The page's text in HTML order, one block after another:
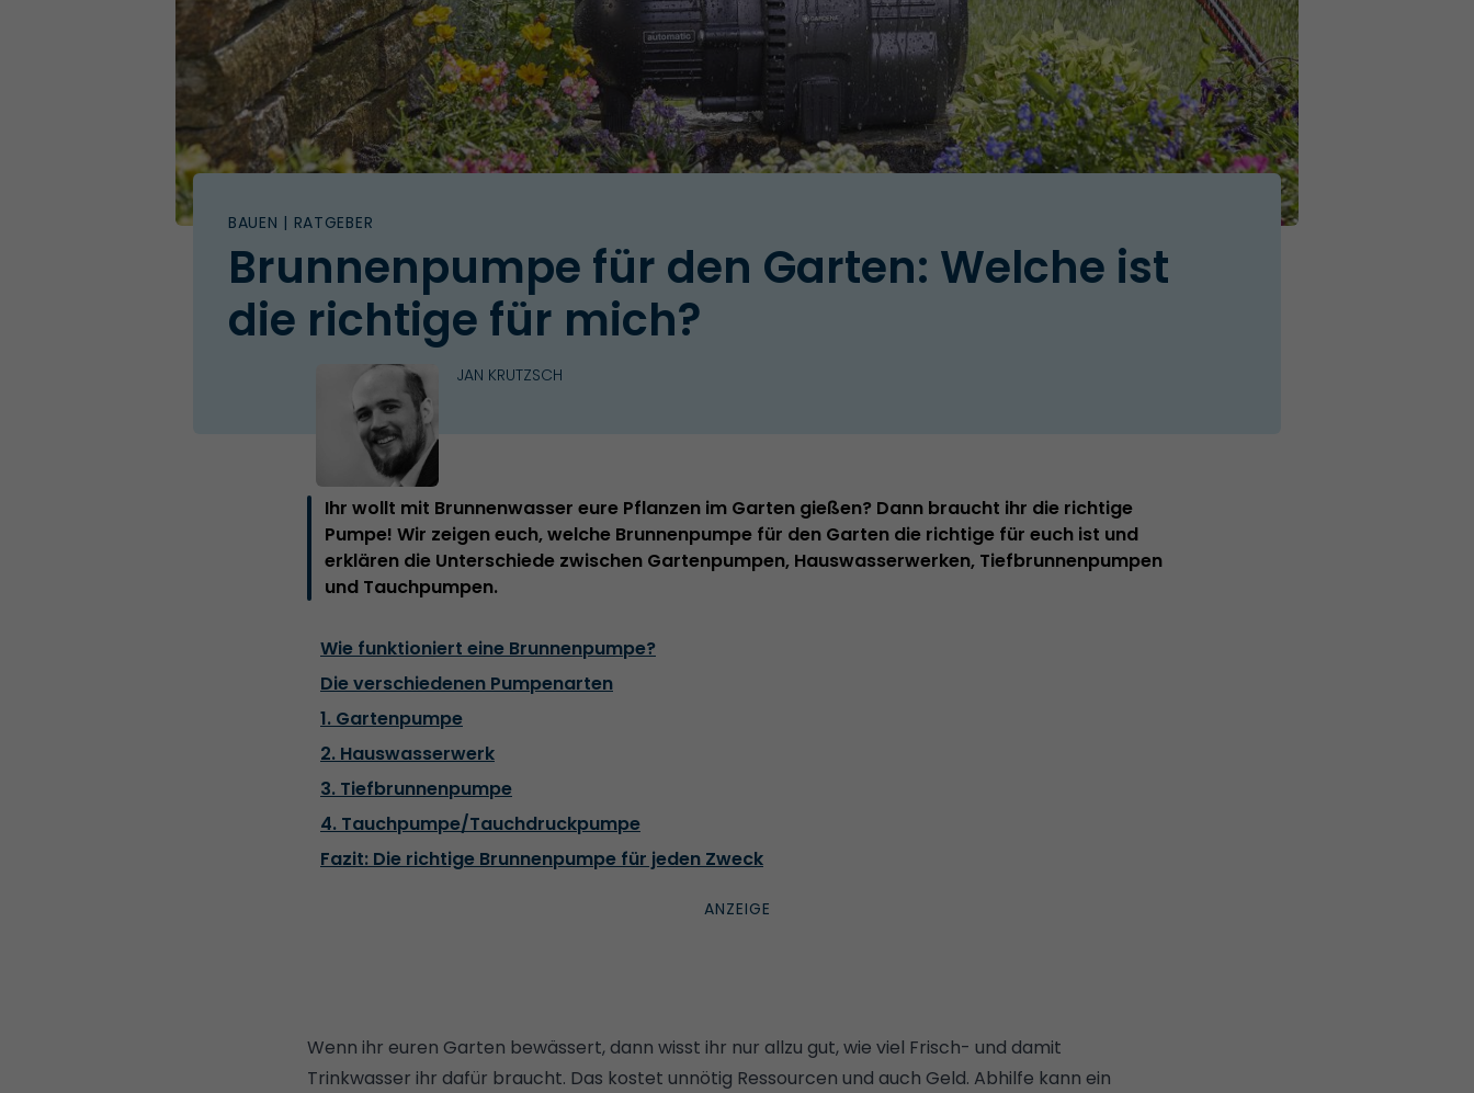
BAUEN | RATGEBER
Brunnenpumpe für den Garten: Welche ist
die richtige für mich?
JAN KRUTZSCH
Ihr wollt mit Brunnenwasser eure Pflanzen im Garten gießen? Dann braucht ihr die richtige
Pumpe! Wir zeigen euch, welche Brunnenpumpe für den Garten die richtige für euch ist und
erklären die Unterschiede zwischen Gartenpumpen, Hauswasserwerken, Tiefbrunnenpumpen
und Tauchpumpen.
Wie funktioniert eine Brunnenpumpe?
Die verschiedenen Pumpenarten
1. Gartenpumpe
2. Hauswasserwerk
3. Tiefbrunnenpumpe
4. Tauchpumpe/Tauchdruckpumpe
Fazit: Die richtige Brunnenpumpe für jeden Zweck
Wenn ihr euren Garten bewässert, dann wisst ihr nur allzu gut, wie viel Frisch- und damit
Trinkwasser ihr dafür braucht. Das kostet unnötig Ressourcen und auch Geld. Abhilfe kann ein